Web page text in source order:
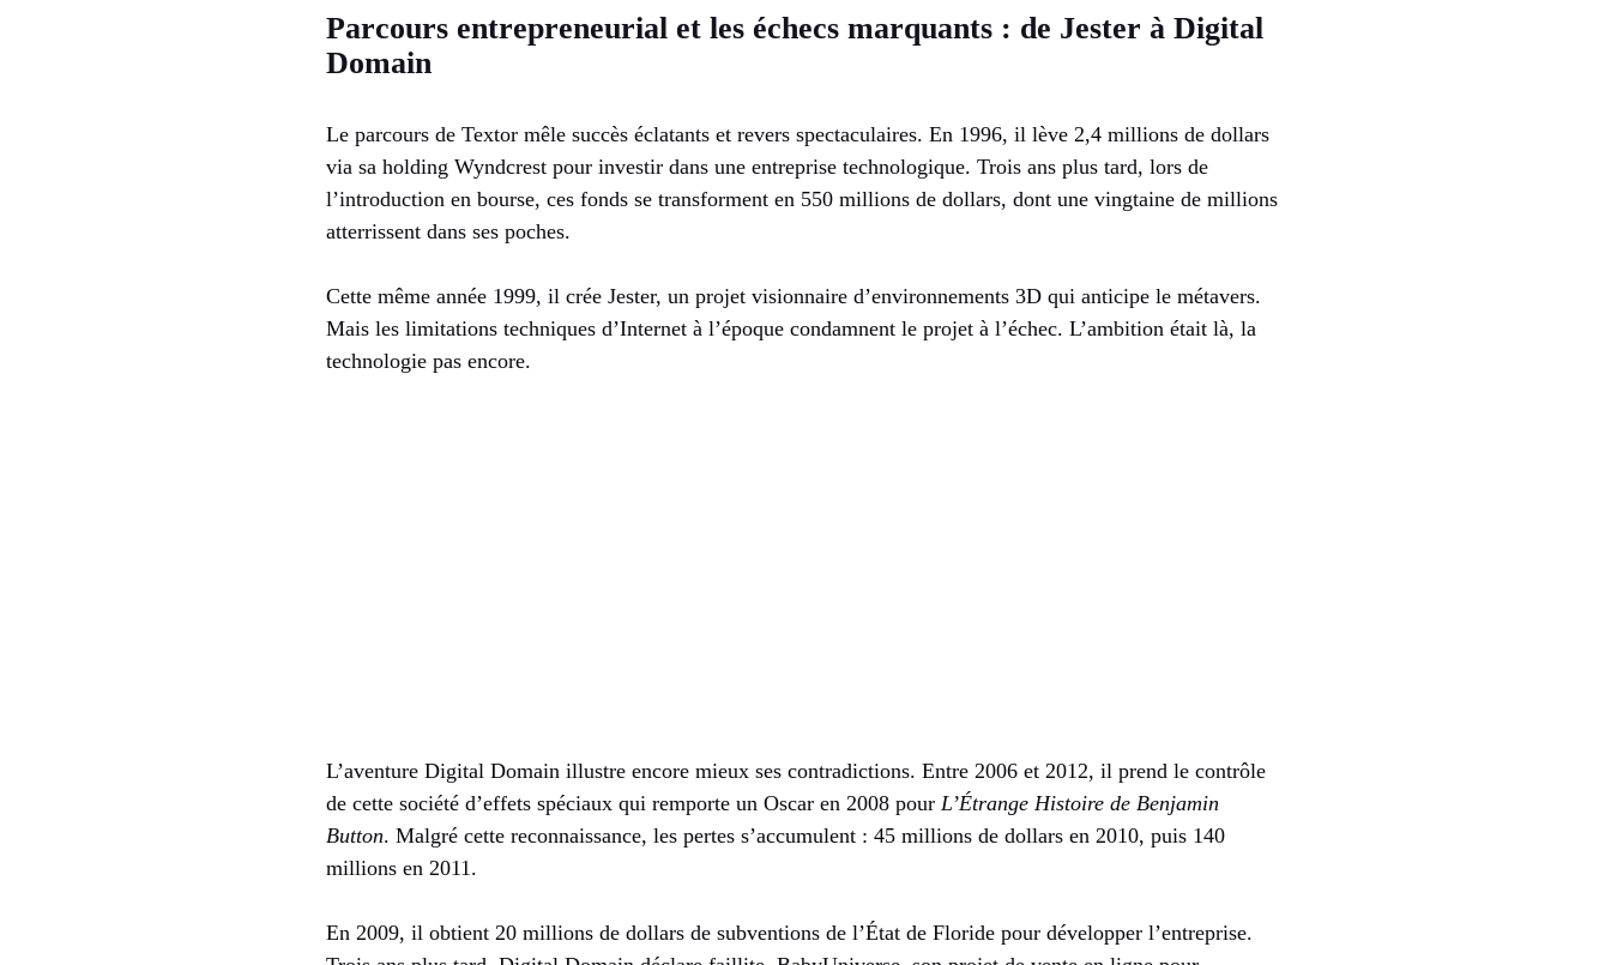
Parcours entrepreneurial et les échecs marquants : de Jester à Digital
Domain
Le parcours de Textor mêle succès éclatants et revers spectaculaires. En 1996, il lève 2,4 millions de dollars
via sa holding Wyndcrest pour investir dans une entreprise technologique. Trois ans plus tard, lors de
l’introduction en bourse, ces fonds se transforment en 550 millions de dollars, dont une vingtaine de millions
atterrissent dans ses poches.
Cette même année 1999, il crée Jester, un projet visionnaire d’environnements 3D qui anticipe le métavers.
Mais les limitations techniques d’Internet à l’époque condamnent le projet à l’échec. L’ambition était là, la
technologie pas encore.
L’aventure Digital Domain illustre encore mieux ses contradictions. Entre 2006 et 2012, il prend le contrôle
de cette société d’effets spéciaux qui remporte un Oscar en 2008 pour L’Étrange Histoire de Benjamin
Button. Malgré cette reconnaissance, les pertes s’accumulent : 45 millions de dollars en 2010, puis 140
millions en 2011.
En 2009, il obtient 20 millions de dollars de subventions de l’État de Floride pour développer l’entreprise.